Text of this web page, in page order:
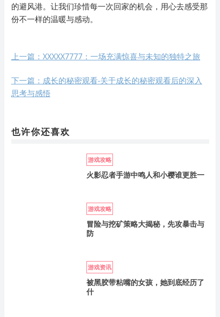
的避风港。让我们珍惜每一次回家的机会，用心去感受那
份不一样的温暖与感动。
上一篇：XXXXX7777：一场充满惊喜与未知的独特之旅
下一篇：成长的秘密观看-关于成长的秘密观看后的深入
思考与感悟
也许你还喜欢
游戏攻略
火影忍者手游中鸣人和小樱谁更胜一
游戏攻略
冒险与挖矿策略大揭秘，先攻暴击与
防
游戏资讯
被黑胶带粘嘴的女孩，她到底经历了
什